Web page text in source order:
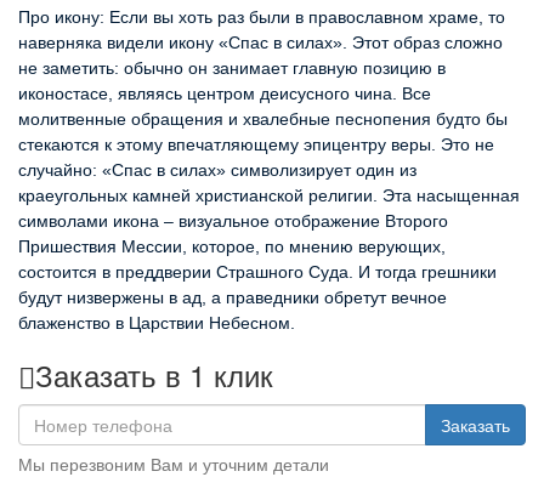
Про икону: Если вы хоть раз были в православном храме, то
наверняка видели икону «Спас в силах». Этот образ сложно
не заметить: обычно он занимает главную позицию в
иконостасе, являясь центром деисусного чина. Все
молитвенные обращения и хвалебные песнопения будто бы
стекаются к этому впечатляющему эпицентру веры. Это не
случайно: «Спас в силах» символизирует один из
краеугольных камней христианской религии. Эта насыщенная
символами икона – визуальное отображение Второго
Пришествия Мессии, которое, по мнению верующих,
состоится в преддверии Страшного Суда. И тогда грешники
будут низвержены в ад, а праведники обретут вечное
блаженство в Царствии Небесном.
Заказать в 1 клик
Заказать
Мы перезвоним Вам и уточним детали